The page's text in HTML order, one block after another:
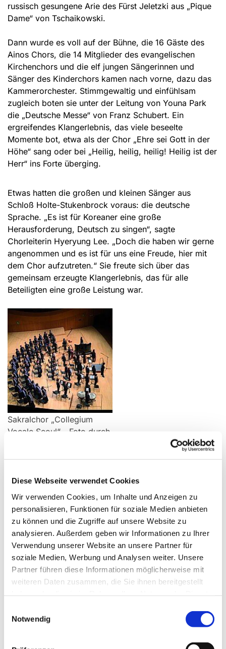
Diese Webseite verwendet Cookies
Wir verwenden Cookies, um Inhalte und Anzeigen zu
personalisieren, Funktionen für soziale Medien anbieten
zu können und die Zugriffe auf unsere Website zu
analysieren. Außerdem geben wir Informationen zu Ihrer
Verwendung unserer Website an unsere Partner für
soziale Medien, Werbung und Analysen weiter. Unsere
Partner führen diese Informationen möglicherweise mit
weiteren Daten zusammen, die Sie ihnen bereitgestellt
Notwendig
russisch gesungene Arie des Fürst Jeletzki aus „Pique
Dame“ von Tschaikowski.
Dann wurde es voll auf der Bühne, die 16 Gäste des
Ainos Chors, die 14 Mitglieder des evangelischen
Kirchenchors und die elf jungen Sängerinnen und
Sänger des Kinderchors kamen nach vorne, dazu das
Kammerorchester. Stimmgewaltig und einfühlsam
zugleich boten sie unter der Leitung von Youna Park
die „Deutsche Messe“ von Franz Schubert. Ein
ergreifendes Klangerlebnis, das viele beseelte
Momente bot, etwa als der Chor „Ehre sei Gott in der
Höhe“ sang oder bei „Heilig, heilig, heilig! Heilig ist der
Herr“ ins Forte überging.
Etwas hatten die großen und kleinen Sänger aus
Schloß Holte-Stukenbrock voraus: die deutsche
Sprache. „Es ist für Koreaner eine große
Herausforderung, Deutsch zu singen“, sagte
Chorleiterin Hyeryung Lee. „Doch die haben wir gerne
angenommen und es ist für uns eine Freude, hier mit
dem Chor aufzutreten.“ Sie freute sich über das
gemeinsam erzeugte Klangerlebnis, das für alle
Beteiligten eine große Leistung war.
Sakralchor „Collegium
Vocale Seoul“ - Foto durch
am Samstag, 6. Juli 2019 in Schloß
Holte-Stukenbrock
Auf ihrer Deutschlandtournee kam am Samstag, dem
06.07.2019 der Sakralchor „Collegium Vocale Seoul“
nach Schloß Holte-Stukenbrock mit einem Chorkonzert
um 18 Uhr in der Friedenskirche.
So werden Psalmvertonungen von Buxtehude,
Mendelssohn-Bartholdy zu hören sein, wie z. B.